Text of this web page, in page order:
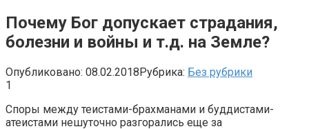
Почему Бог допускает страдания,
болезни и войны и т.д. на Земле?
Опубликовано: 08.02.2018Рубрика: Без рубрики
1
Споры между теистами-брахманами и буддистами-
атеистами нешуточно разгорались еще за